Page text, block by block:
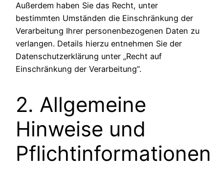
Außerdem haben Sie das Recht, unter
bestimmten Umständen die Einschränkung der
Verarbeitung Ihrer personenbezogenen Daten zu
verlangen. Details hierzu entnehmen Sie der
Datenschutzerklärung unter „Recht auf
Einschränkung der Verarbeitung“.
2. Allgemeine
Hinweise und
Pflichtinformationen